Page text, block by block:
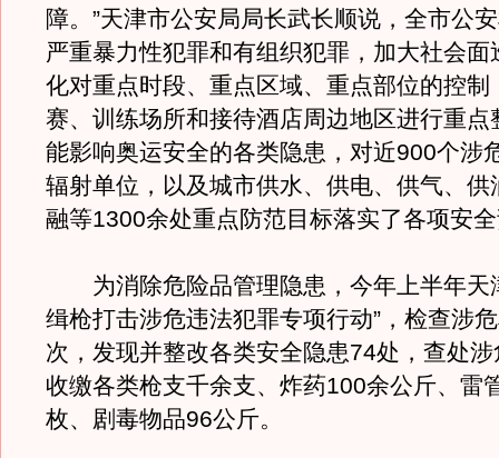
障。”天津市公安局局长武长顺说，全市公
严重暴力性犯罪和有组织犯罪，加大社会面
化对重点时段、重点区域、重点部位的控制
赛、训练场所和接待酒店周边地区进行重点
能影响奥运安全的各类隐患，对近900个涉
辐射单位，以及城市供水、供电、供气、供
融等1300余处重点防范目标落实了各项安
为消除危险品管理隐患，今年上半年天
缉枪打击涉危违法犯罪专项行动”，检查涉
次，发现并整改各类安全隐患74处，查处
收缴各类枪支千余支、炸药100余公斤、雷
枚、剧毒物品96公斤。